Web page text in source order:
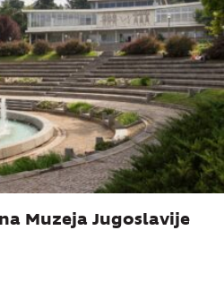
Muzeja Jugoslavije